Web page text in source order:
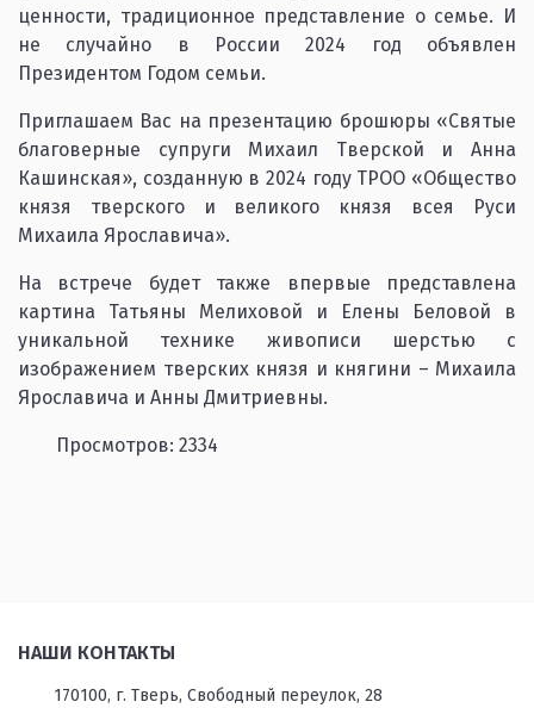
ценности, традиционное представление о семье. И
не случайно в России 2024 год объявлен
Президентом Годом семьи.
Приглашаем Вас на презентацию брошюры «Святые
благоверные супруги Михаил Тверской и Анна
Кашинская», созданную в 2024 году ТРОО «Общество
князя тверского и великого князя всея Руси
Михаила Ярославича».
На встрече будет также впервые представлена
картина Татьяны Мелиховой и Елены Беловой в
уникальной технике живописи шерстью с
изображением тверских князя и княгини – Михаила
Ярославича и Анны Дмитриевны.
Просмотров: 2334
НАШИ КОНТАКТЫ
170100, г. Тверь, Свободный переулок, 28